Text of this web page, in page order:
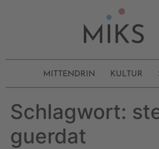
MITTENDRIN KULTUR
Schlagwort:
guerdat